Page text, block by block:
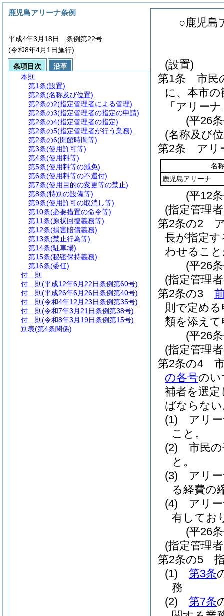
○鹿児島
(設置)
第1条
市民
に、本市
「アリー
(平26
(名称及び
第2条
アリ
名
鹿児島アリーナ
(平12
(指定管理
第2条の2
長が指定
わせるこ
(平26
(指定管理
第2条の3
則で定め
類を添え
(平26
(指定管理
第2条の4
の各号のい
補者を選
ばならな
(1)
アリ
こと。
(2)
市民
と。
(3)
アリ
る経費の
(4)
アリ
有してお
(平26
(指定管理
第2条の5
(1)
第3条
務
(2)
第7条
鹿児島アリーナ条例
平成4年3月18日 条例第22号
(令和8年4月1日施行)
条項目次
沿革
本則
第1条(設置)
第2条(名称及び位置)
第2条の2(指定管理者による管理)
第2条の3(指定管理者の指定の申請)
第2条の4(指定管理者の指定)
第2条の5(指定管理者が行う業務)
第2条の6(開館時間等)
第3条(使用許可等)
第4条(使用料等)
第5条(使用料等の減免)
第6条(使用料等の不還付)
第7条(使用目的の変更等の禁止)
第8条(特別の設備等)
第9条(使用許可の取消し等)
第10条(必要措置の命令等)
第11条(原状回復義務等)
第12条(損害賠償義務)
第13条(禁止行為等)
第14条(駐車場)
第15条(秘密保持義務)
第16条(委任)
付 則
付 則 (平成12年6月22日条例第60号)
付 則 (平成26年6月26日条例第40号)
付 則 (令和4年12月23日条例第35号)
付 則 (令和7年3月21日条例第38号)
付 則 (令和8年3月19日条例第15号)
別表(第4条関係)